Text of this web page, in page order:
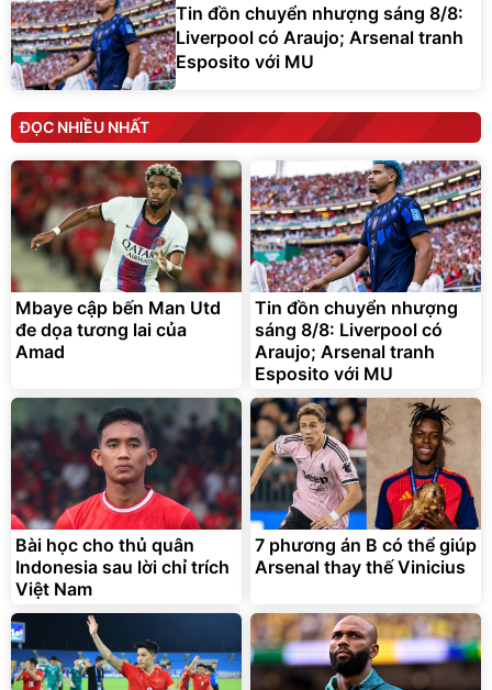
Tin đồn chuyển nhượng sáng 8/8:
Liverpool có Araujo; Arsenal tranh
Esposito với MU
ĐỌC NHIỀU NHẤT
Mbaye cập bến Man Utd
đe dọa tương lai của
Amad
Tin đồn chuyển nhượng
sáng 8/8: Liverpool có
Araujo; Arsenal tranh
Esposito với MU
Bài học cho thủ quân
Indonesia sau lời chỉ trích
Việt Nam
7 phương án B có thể giúp
Arsenal thay thế Vinicius